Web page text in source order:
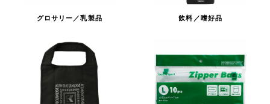
グロサリー／乳製品 飲料／嗜好品